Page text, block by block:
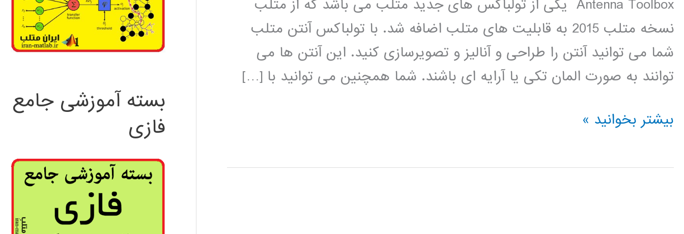
Antenna Toolbox یکی از تولباکس های جدید متلب می باشد که از متلب
نسخه متلب 2015 به قابلیت های متلب اضافه شد. با تولباکس آنتن متلب
شما می توانید آنتن را طراحی و آنالیز و تصویرسازی کنید. این آنتن ها می
توانند به صورت المان تکی یا آرایه ای باشند. شما همچنین می توانید با […]
آموزش
آنتن
بیشتر بخوانید »
بسته آموزشی جامع
فازی